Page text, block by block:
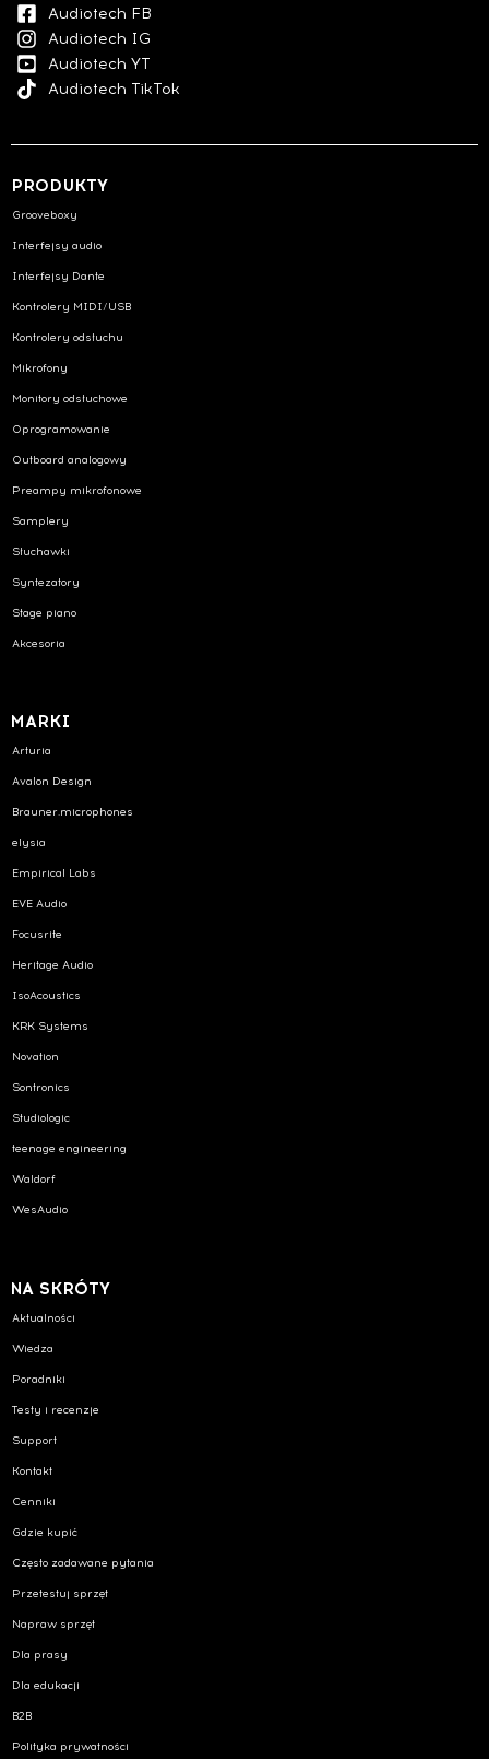
Audiotech FB
Audiotech IG
Audiotech YT
Audiotech TikTok
PRODUKTY
Grooveboxy
Interfejsy audio
Interfejsy Dante
Kontrolery MIDI/USB
Kontrolery odsłuchu
Mikrofony
Monitory odsłuchowe
Oprogramowanie
Outboard analogowy
Preampy mikrofonowe
Samplery
Słuchawki
Syntezatory
Stage piano
Akcesoria
MARKI
Arturia
Avalon Design
Brauner.microphones
elysia
Empirical Labs
EVE Audio
Focusrite
Heritage Audio
IsoAcoustics
KRK Systems
Novation
Sontronics
Studiologic
teenage engineering
Waldorf
WesAudio
NA SKRÓTY
Aktualności
Wiedza
Poradniki
Testy i recenzje
Support
Kontakt
Cenniki
Gdzie kupić
Często zadawane pytania
Przetestuj sprzęt
Napraw sprzęt
Dla prasy
Dla edukacji
B2B
Polityka prywatności